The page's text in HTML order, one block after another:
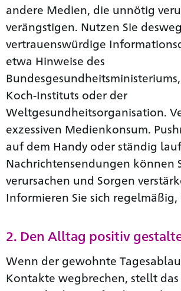
andere Medien, die unnötig
verängstigen. Nutzen Sie
vertrauenswürdige
etwa Hinweise des
Koch-Instituts oder der
Weltgesundheitsorganisation.
exzessiven Medienkonsum.
auf dem Handy oder ständig
Nachrichtensendungen können
verursachen und Sorgen
Informieren Sie sich regelmäßig,
2. Den Alltag positiv
Wenn der gewohnte
Kontakte wegbrechen, stellt das